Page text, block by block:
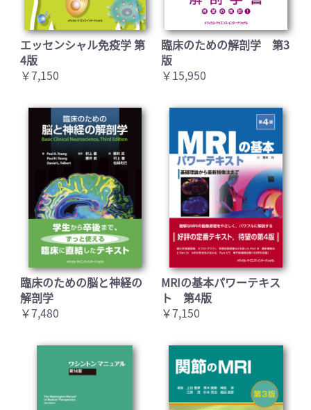
エッセンシャル免疫学 第
4版
￥7,150
臨床のための解剖学 第3
版
￥15,950
臨床のための脳と神経の
解剖学
￥7,480
MRIの基本パワーテキス
ト 第4版
￥7,150